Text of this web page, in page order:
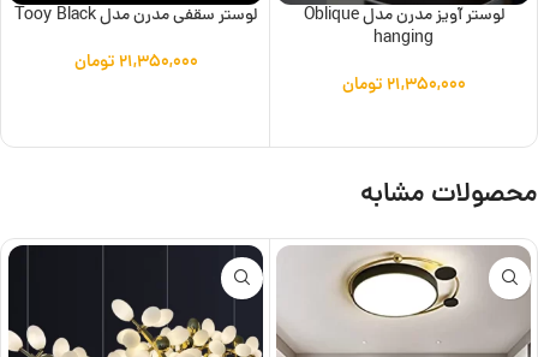
لوستر آویز مدرن مدل Oblique
hanging
۲۱,۳۵۰,۰۰۰تومان
لوستر سقفی مدرن مدل Tooy Black
۲۱,۳۵۰,۰۰۰تومان
محصولات مشابه